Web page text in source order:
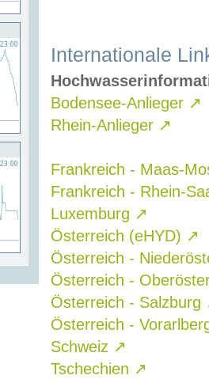
Internationale
Bodensee-Anlieger ↗
Rhein-Anlieger ↗
Frankreich - Maas-
Frankreich - Rhein-
Luxemburg ↗
Österreich (eHYD) ↗
Österreich -
Österreich -
Österreich - Salzburg
Österreich -
Schweiz ↗
Tschechien ↗